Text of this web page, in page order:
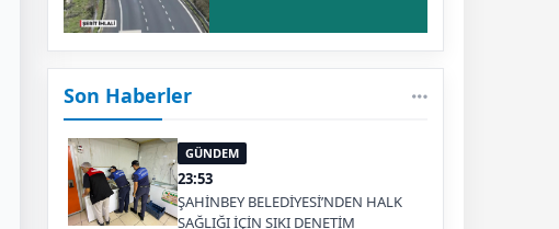
Son Haberler
GÜNDEM
23:53
ŞAHİNBEY BELEDİYESİ’NDEN HALK
SAĞLIĞI İÇİN SIKI DENETİM